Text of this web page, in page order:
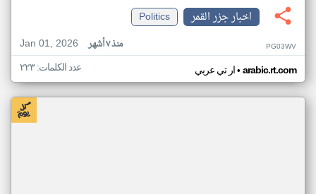
اخبار جزر القمر
Politics
Jan 01, 2026
منذ ٧ أشهر PG03WV
ار تي عربي• arabic.rt.com عدد الكلمات: ٢٢٣